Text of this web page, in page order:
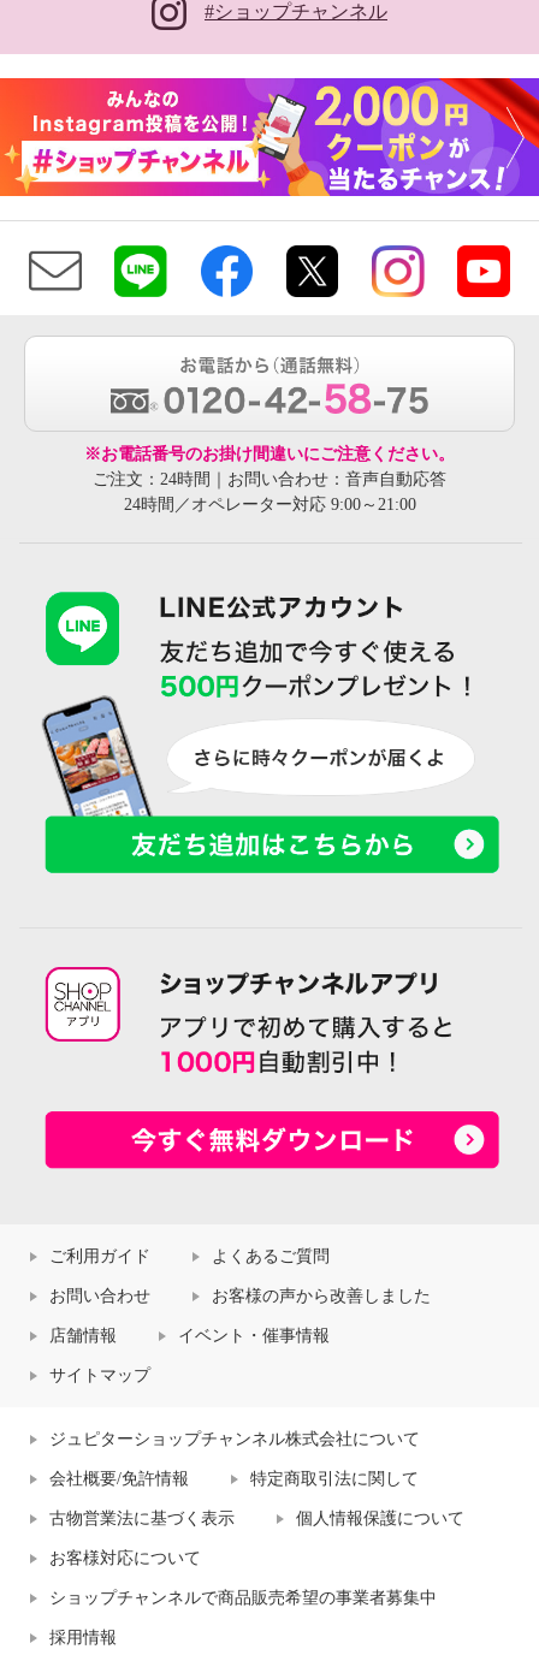
#ショップチャンネル
※お電話番号のお掛け間違いにご注意ください。
ご注文：24時間｜お問い合わせ：音声自動応答
24時間／オペレーター対応 9:00～21:00
ご利用ガイド よくあるご質問
お問い合わせ お客様の声から改善しました
店舗情報 イベント・催事情報
サイトマップ
ジュピターショップチャンネル株式会社について
会社概要/免許情報 特定商取引法に関して
古物営業法に基づく表示 個人情報保護について
お客様対応について
ショップチャンネルで商品販売希望の事業者募集中
採用情報